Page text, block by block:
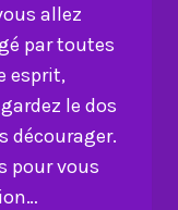
allez
par toutes
esprit,
le dos
décourager.
pour vous